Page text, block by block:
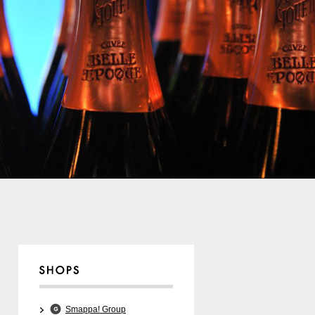
Media
Smappa! Group